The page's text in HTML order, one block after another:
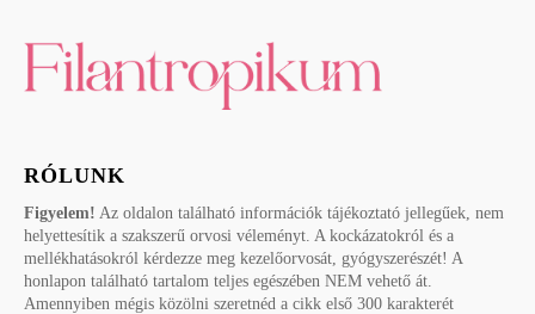
RÓLUNK
Figyelem! Az oldalon található információk tájékoztató jellegűek, nem
helyettesítik a szakszerű orvosi véleményt. A kockázatokról és a
mellékhatásokról kérdezze meg kezelőorvosát, gyógyszerészét! A
honlapon található tartalom teljes egészében NEM vehető át.
Amennyiben mégis közölni szeretnéd a cikk első 300 karakterét